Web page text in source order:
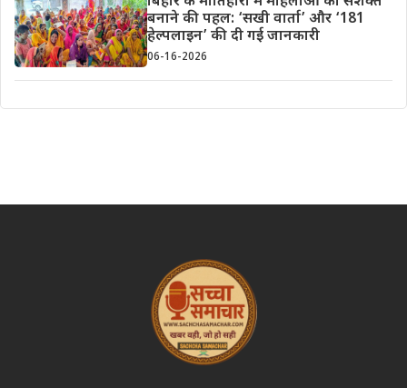
बनाने की पहल: ‘सखी वार्ता’ और ‘181
हेल्पलाइन’ की दी गई जानकारी
06-16-2026